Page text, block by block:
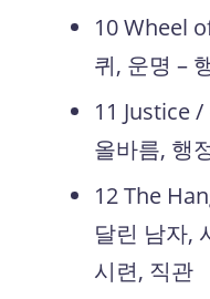
10 Wheel
퀴, 운명 –
11 Justice
올바름, 행
12 The
달린 남자,
시련, 직관